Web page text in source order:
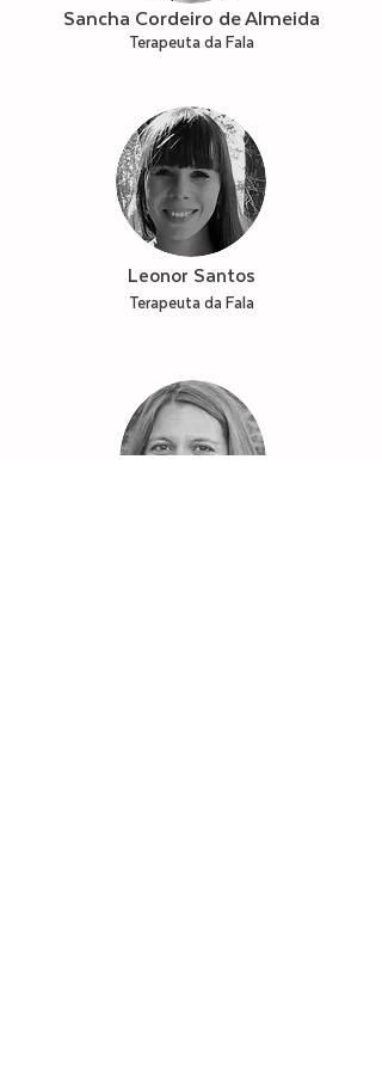
Sancha Cordeiro de Almeida
Terapeuta da Fala
Leonor Santos
Terapeuta da Fala